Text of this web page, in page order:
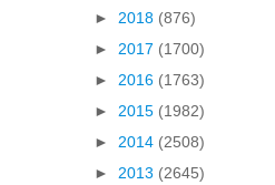
► 2018 (876)
► 2017 (1700)
► 2016 (1763)
► 2015 (1982)
► 2014 (2508)
► 2013 (2645)